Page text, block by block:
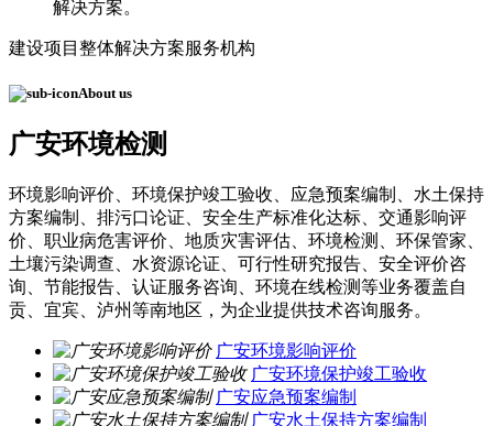
建设项目整体解决方案服务机构
About us
广安环境检测
环境影响评价、环境保护竣工验收、应急预案编制、水土保持
方案编制、排污口论证、安全生产标准化达标、交通影响评
价、职业病危害评价、地质灾害评估、环境检测、环保管家、
土壤污染调查、水资源论证、可行性研究报告、安全评价咨
询、节能报告、认证服务咨询、环境在线检测等业务覆盖自
贡、宜宾、泸州等南地区，为企业提供技术咨询服务。
广安环境影响评价
广安环境保护竣工验收
广安应急预案编制
广安水土保持方案编制